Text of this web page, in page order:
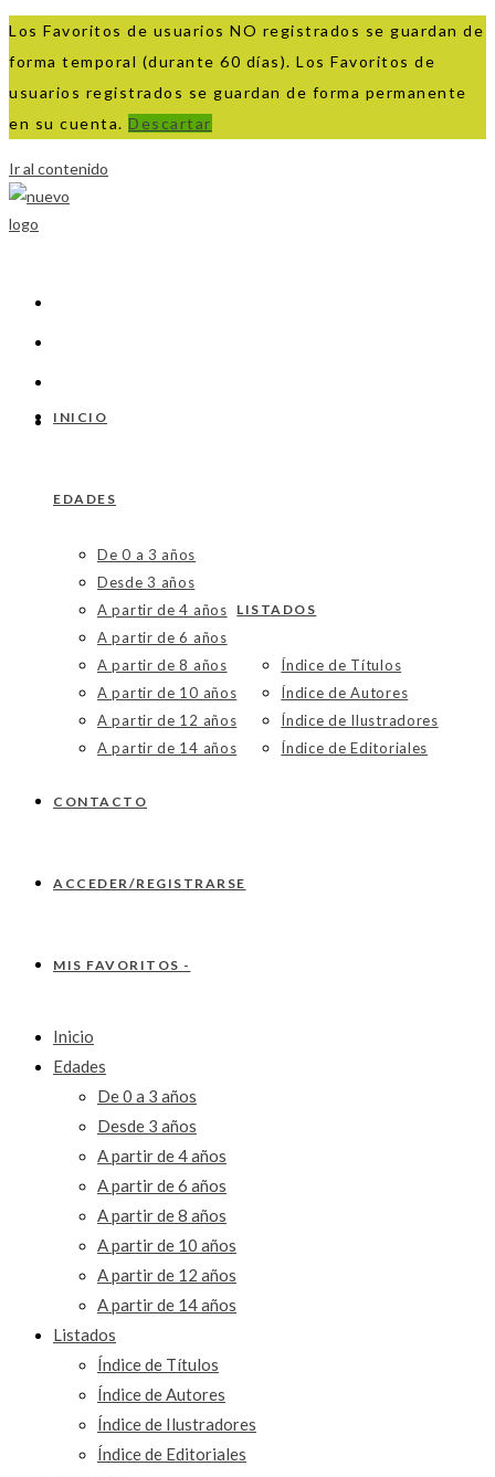
Los Favoritos de usuarios NO registrados se guardan de
forma temporal (durante 60 días). Los Favoritos de
usuarios registrados se guardan de forma permanente
en su cuenta. Descartar
Ir al contenido
INICIO
EDADES
De 0 a 3 años
Desde 3 años
A partir de 4 años
A partir de 6 años
A partir de 8 años
A partir de 10 años
A partir de 12 años
A partir de 14 años
LISTADOS
Índice de Títulos
Índice de Autores
Índice de Ilustradores
Índice de Editoriales
CONTACTO
ACCEDER/REGISTRARSE
MIS FAVORITOS -
Inicio
Edades
De 0 a 3 años
Desde 3 años
A partir de 4 años
A partir de 6 años
A partir de 8 años
A partir de 10 años
A partir de 12 años
A partir de 14 años
Listados
Índice de Títulos
Índice de Autores
Índice de Ilustradores
Índice de Editoriales